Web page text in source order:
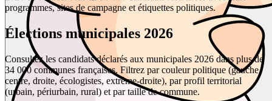
programmes, sites de campagne et étiquettes politiques.
Élections municipales 2026
Consultez les candidats déclarés aux municipales 2026 dans plus de
34 000 communes françaises. Filtrez par couleur politique (gauche,
centre, droite, écologistes, extrême-droite), par profil territorial
(urbain, périurbain, rural) et par taille de commune.